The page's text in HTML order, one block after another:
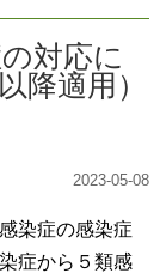
対応に
降適用）
2023-05-08
染症の感染症
症から５類感